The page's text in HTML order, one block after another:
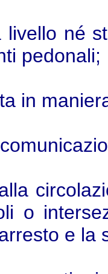
livello né
pedonali;
in
o
e la